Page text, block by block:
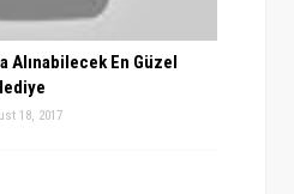
Alınabilecek En Güzel
18, 2017